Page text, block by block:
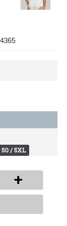
50 / 5XL
+